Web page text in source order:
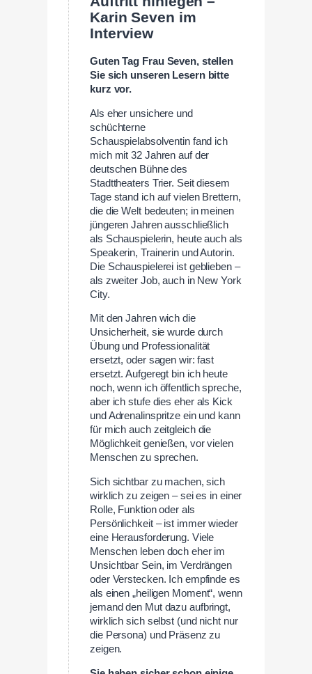
Karin Seven im
Interview
Guten Tag Frau Seven, stellen
Sie sich unseren Lesern bitte
kurz vor.
Als eher unsichere und
schüchterne
Schauspielabsolventin fand ich
mich mit 32 Jahren auf der
deutschen Bühne des
Stadttheaters Trier. Seit diesem
Tage stand ich auf vielen Brettern,
die die Welt bedeuten; in meinen
jüngeren Jahren ausschließlich
als Schauspielerin, heute auch als
Speakerin, Trainerin und Autorin.
Die Schauspielerei ist geblieben –
als zweiter Job, auch in New York
City.
Mit den Jahren wich die
Unsicherheit, sie wurde durch
Übung und Professionalität
ersetzt, oder sagen wir: fast
ersetzt. Aufgeregt bin ich heute
noch, wenn ich öffentlich spreche,
aber ich stufe dies eher als Kick
und Adrenalinspritze ein und kann
für mich auch zeitgleich die
Möglichkeit genießen, vor vielen
Menschen zu sprechen.
Sich sichtbar zu machen, sich
wirklich zu zeigen – sei es in einer
Rolle, Funktion oder als
Persönlichkeit – ist immer wieder
eine Herausforderung. Viele
Menschen leben doch eher im
Unsichtbar Sein, im Verdrängen
oder Verstecken. Ich empfinde es
als einen „heiligen Moment“, wenn
jemand den Mut dazu aufbringt,
wirklich sich selbst (und nicht nur
die Persona) und Präsenz zu
zeigen.